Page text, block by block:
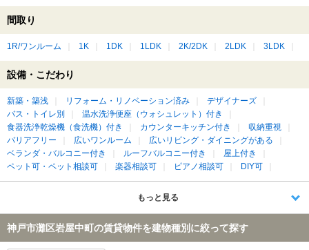
間取り
1R/ワンルーム 1K 1DK 1LDK 2K/2DK 2LDK 3LDK
設備・こだわり
新築・築浅 リフォーム・リノベーション済み
デザイナーズ
バス・トイレ別
温水洗浄便座（ウォシュレット）付き
食器洗浄乾燥機（食洗機）付き
カウンターキッチン付き
収納重視
バリアフリー
広いワンルーム
広いリビング・ダイニングがある
ベランダ・バルコニー付き
ルーフバルコニー付き
屋上付き
ペット可・ペット相談可
楽器相談可 ピアノ相談可 DIY可
もっと見る
神戸市灘区岩屋中町の賃貸物件を建物種別に絞って探す